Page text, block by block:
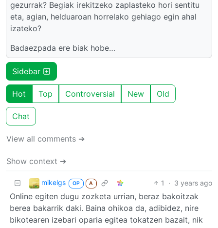
gezurrak? Begiak irekitzeko zaplasteko hori sentitu
eta, agian, helduaroan horrelako gehiago egin ahal
izateko?
Badaezpada ere biak hobe…
Sidebar
Hot Top Controversial New Old
Chat
View all comments ➔
Show context ➔
mikelgs OP A 1 · 3 years ago
Online egiten dugu zozketa urrian, beraz bakoitzak
berea bakarrik daki. Baina ohikoa da, adibidez, nire
bikotearen izebari oparia egitea tokatzen bazait, nik